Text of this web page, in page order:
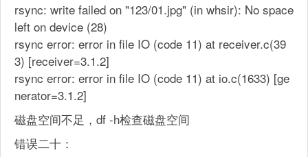
rsync: write failed on "123/01.jpg" (in whsir): No space
left on device (28)
rsync error: error in file IO (code 11) at receiver.c(39
3) [receiver=3.1.2]
rsync error: error in file IO (code 11) at io.c(1633) [ge
nerator=3.1.2]
磁盘空间不足，df -h检查磁盘空间
错误二十：